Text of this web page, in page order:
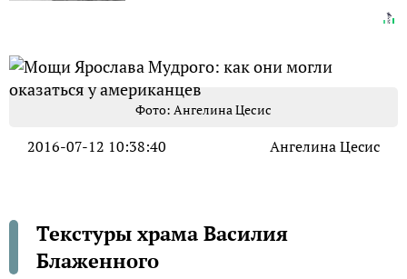
Фото: Ангелина Цесис
2016-07-12 10:38:40 Ангелина Цесис
Текстуры храма Василия
Блаженного